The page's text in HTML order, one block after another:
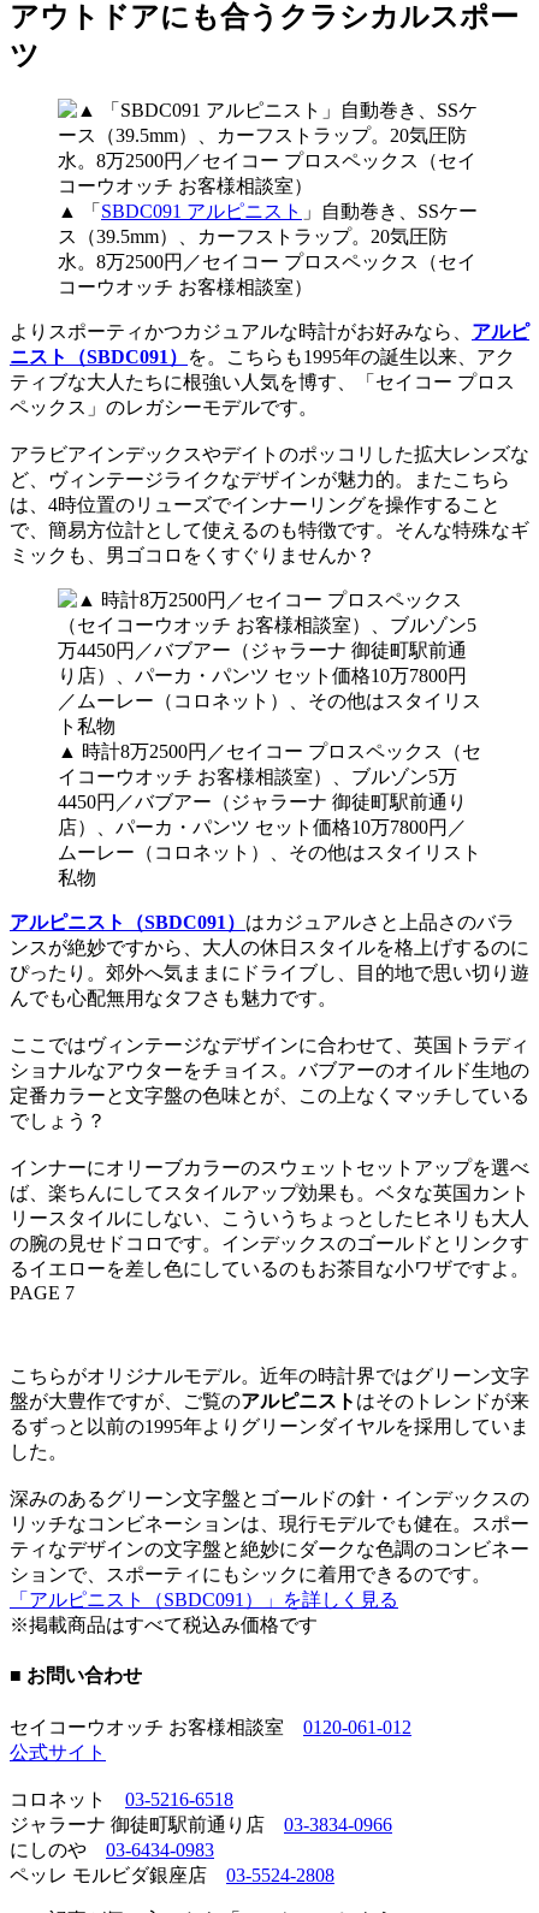
アウトドアにも合うクラシカルスポー
ツ
▲ 「 SBDC091 アルピニスト 」自動巻き、SSケー
ス（39.5mm）、カーフストラップ。20気圧防
水。8万2500円／セイコー プロスペックス（セイ
コーウオッチ お客様相談室）
よりスポーティかつカジュアルな時計がお好みなら、 アルピ
ニスト（SBDC091）
を。こちらも1995年の誕生以来、アク
ティブな大人たちに根強い人気を博す、「セイコー プロス
ペックス」のレガシーモデルです。
アラビアインデックスやデイトのポッコリした拡大レンズな
ど、ヴィンテージライクなデザインが魅力的。またこちら
は、4時位置のリューズでインナーリングを操作すること
で、簡易方位計として使えるのも特徴です。そんな特殊なギ
ミックも、男ゴコロをくすぐりませんか？
▲ 時計8万2500円／セイコー プロスペックス（セ
イコーウオッチ お客様相談室）、ブルゾン5万
4450円／バブアー（ジャラーナ 御徒町駅前通り
店）、パーカ・パンツ セット価格10万7800円／
ムーレー（コロネット）、その他はスタイリスト
私物
アルピニスト（SBDC091） はカジュアルさと上品さのバラ
ンスが絶妙ですから、大人の休日スタイルを格上げするのに
ぴったり。郊外へ気ままにドライブし、目的地で思い切り遊
んでも心配無用なタフさも魅力です。
ここではヴィンテージなデザインに合わせて、英国トラディ
ショナルなアウターをチョイス。バブアーのオイルド生地の
定番カラーと文字盤の色味とが、この上なくマッチしている
でしょう？
インナーにオリーブカラーのスウェットセットアップを選べ
ば、楽ちんにしてスタイルアップ効果も。ベタな英国カント
リースタイルにしない、こういうちょっとしたヒネリも大人
の腕の見せドコロです。インデックスのゴールドとリンクす
るイエローを差し色にしているのもお茶目な小ワザですよ。
PAGE 7
こちらがオリジナルモデル。近年の時計界ではグリーン文字
盤が大豊作ですが、ご覧のアルピニスト はそのトレンドが来
るずっと以前の1995年よりグリーンダイヤルを採用していま
した。
深みのあるグリーン文字盤とゴールドの針・インデックスの
リッチなコンビネーションは、現行モデルでも健在。スポー
ティなデザインの文字盤と絶妙にダークな色調のコンビネー
ションで、スポーティにもシックに着用できるのです。
「アルピニスト（SBDC091）」を詳しく見る
※掲載商品はすべて税込み価格です
■ お問い合わせ
セイコーウオッチ お客様相談室 0120-061-012
公式サイト
コロネット 03-5216-6518
ジャラーナ 御徒町駅前通り店 03-3834-0966
にしのや 03-6434-0983
ペッレ モルビダ銀座店 03-5524-2808